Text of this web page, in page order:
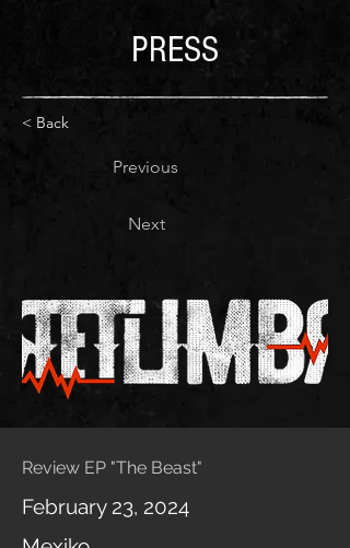
PRESS
< Back
Previous
Next
Review EP "The Beast"
February 23, 2024